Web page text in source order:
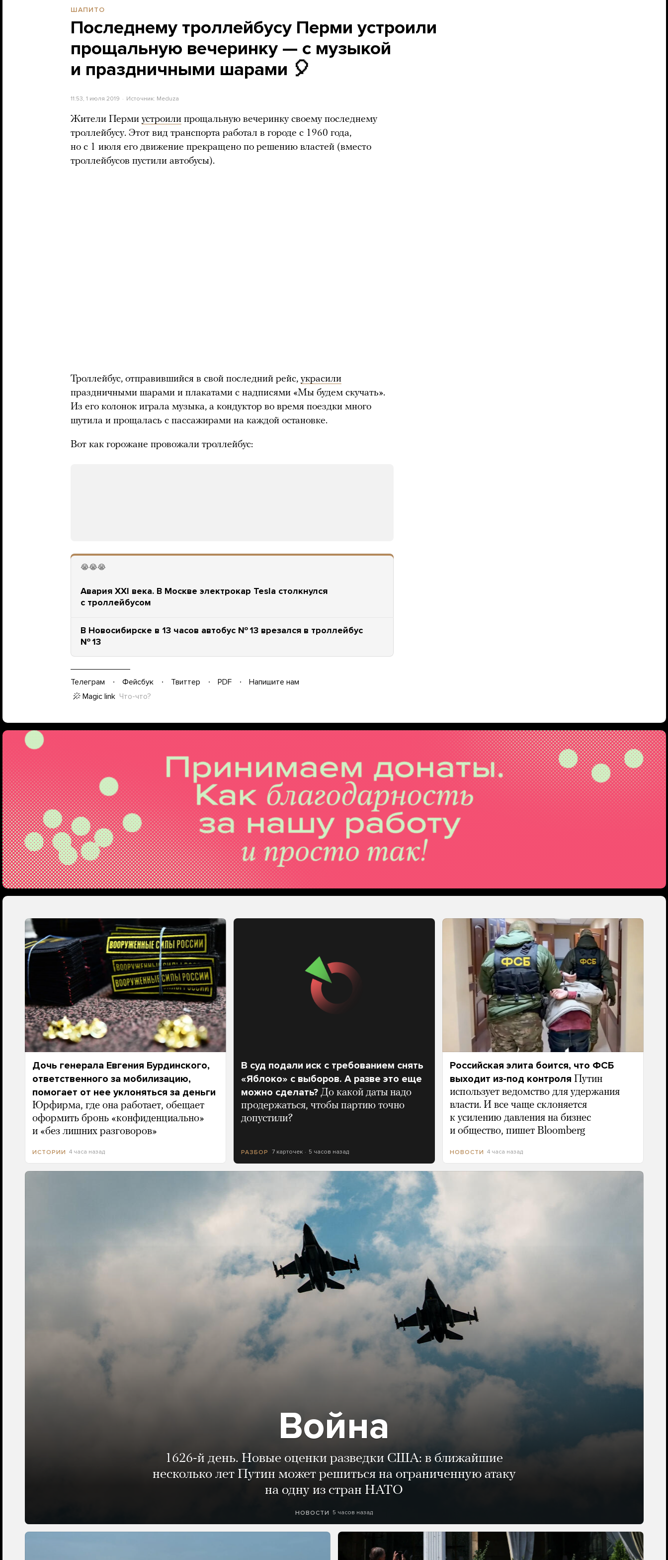
ШАПИТО
Последнему троллейбусу Перми устроили
прощальную вечеринку — с музыкой
и праздничными шарами 🎈
11:53, 1 июля 2019 Источник: Meduza
Жители Перми устроили прощальную вечеринку своему последнему
троллейбусу. Этот вид транспорта работал в городе с 1960 года,
но с 1 июля его движение прекращено по решению властей (вместо
троллейбусов пустили автобусы).
Троллейбус, отправившийся в свой последний рейс, украсили
праздничными шарами и плакатами с надписями «Мы будем скучать».
Из его колонок играла музыка, а кондуктор во время поездки много
шутила и прощалась с пассажирами на каждой остановке.
Вот как горожане провожали троллейбус:
😭😭😭
Авария XXI века. В Москве электрокар Tesla столкнулся
с троллейбусом
В Новосибирске в 13 часов автобус № 13 врезался в троллейбус
№ 13
Телеграм Фейсбук Твиттер PDF
Напишите нам
Magic link Что-что?
Дочь генерала Евгения Бурдинского,
ответственного за мобилизацию,
помогает от нее уклоняться за деньги
Юрфирма, где она работает, обещает
оформить бронь «конфиденциально»
и «без лишних разговоров»
ИСТОРИИ 4 часа назад
В суд подали иск с требованием снять
«Яблоко» с выборов. А разве это еще
можно сделать? До какой даты надо
продержаться, чтобы партию точно
допустили?
РАЗБОР 7 карточек 5 часов назад
Российская элита боится, что ФСБ
выходит из-под контроля Путин
использует ведомство для удержания
власти. И все чаще склоняется
к усилению давления на бизнес
и общество, пишет Bloomberg
НОВОСТИ 4 часа назад
Война
1626-й день. Новые оценки разведки США: в ближайшие
несколько лет Путин может решиться на ограниченную атаку
на одну из стран НАТО
НОВОСТИ 5 часов назад